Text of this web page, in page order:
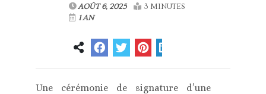
AOÛT 6, 2025
3 MINUTES
1 AN
Une cérémonie de signature d’une